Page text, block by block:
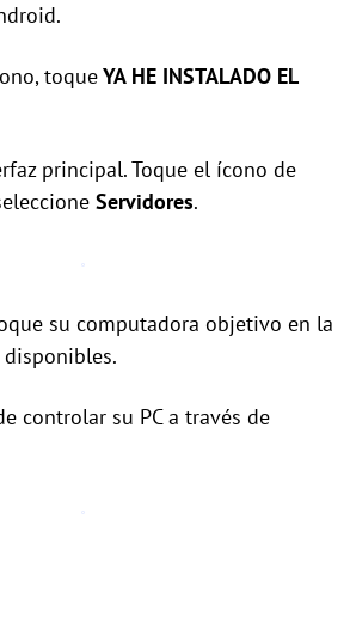
toqueYA HE INSTALADO EL
principal. Toque el ícono de
Servidores.
su computadora objetivo en la
controlar su PC a través de